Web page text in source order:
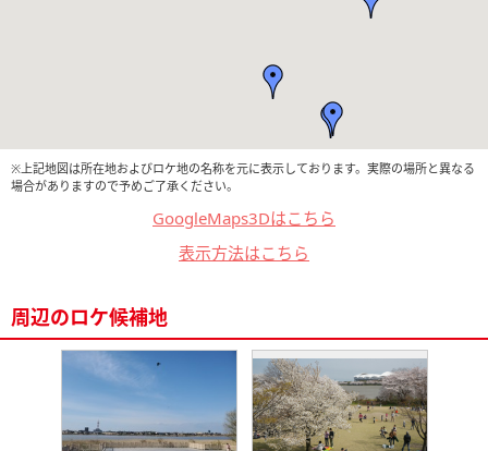
※上記地図は所在地およびロケ地の名称を元に表示しております。実際の場所と異なる
場合がありますので予めご了承ください。
GoogleMaps3Dはこちら
表示方法はこちら
周辺のロケ候補地